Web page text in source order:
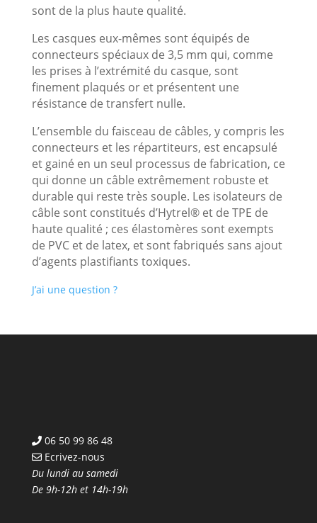
sont de la plus haute qualité.
Les casques eux-mêmes sont équipés de
connecteurs spéciaux de 3,5 mm qui, comme
les prises à l’extrémité du casque, sont
finement plaqués or et présentent une
résistance de transfert nulle.
L’ensemble du faisceau de câbles, y compris les
connecteurs et les répartiteurs, est encapsulé
et gainé en un seul processus de fabrication, ce
qui donne un câble extrêmement robuste et
durable qui reste très souple. Les isolateurs de
câble sont constitués d’Hytrel® et de TPE de
haute qualité ; ces élastomères sont exempts
de PVC et de latex, et sont fabriqués sans ajout
d’agents plastifiants toxiques.
J’ai une question ?
06 50 99 86 48
Ecrivez-nous
Du lundi au samedi
De 9h-12h et 14h-19h